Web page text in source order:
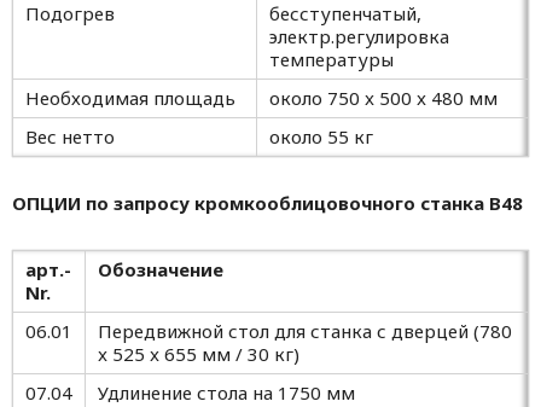
Подогрев
бесступенчатый,
электр.регулировка
температуры
Необходимая площадь
около 750 x 500 x 480 мм
Вес нетто
около 55 кг
ОПЦИИ по запросу кромкооблицовочного станка В48
арт.-
Nr.
Обозначение
06.01
Передвижной стол для станка с дверцей (780
x 525 x 655 мм / 30 кг)
07.04
Удлинение стола на 1750 мм